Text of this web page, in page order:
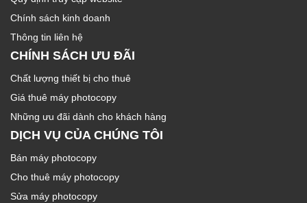
Chính sách kinh doanh
Thông tin liên hệ
CHÍNH SÁCH ƯU ĐÃI
Chất lượng thiết bị cho thuê
Giá thuê máy photocopy
Những ưu đãi dành cho khách hàng
DỊCH VỤ CỦA CHÚNG TÔI
Bán máy photocopy
Cho thuê máy photocopy
Sửa máy photocopy